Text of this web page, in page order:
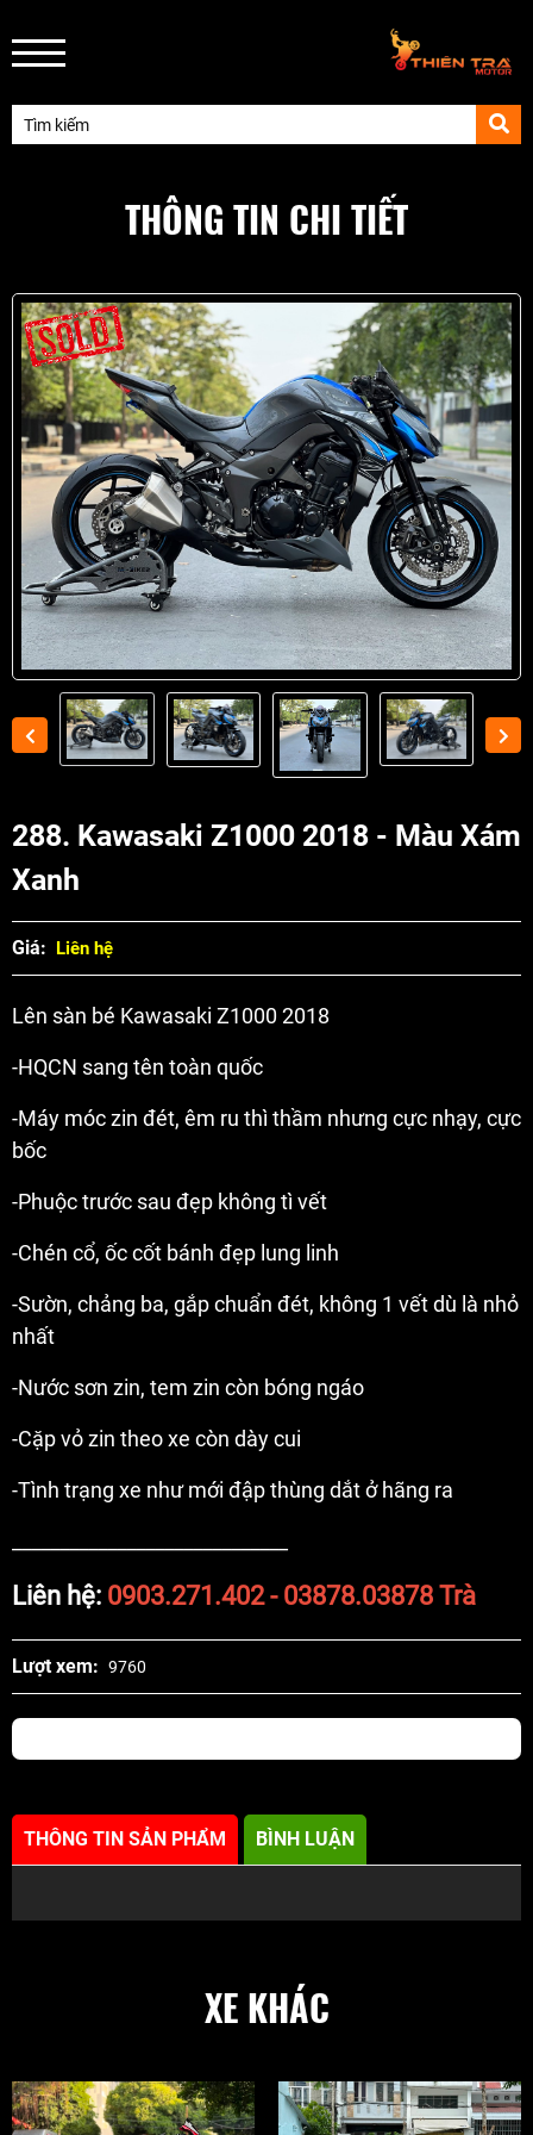
THÔNG TIN CHI TIẾT
288. Kawasaki Z1000 2018 - Màu Xám
Xanh
Giá: Liên hệ
Lên sàn bé Kawasaki Z1000 2018
-HQCN sang tên toàn quốc
-Máy móc zin đét, êm ru thì thầm nhưng cực nhạy, cực
bốc
-Phuộc trước sau đẹp không tì vết
-Chén cổ, ốc cốt bánh đẹp lung linh
-Sườn, chảng ba, gắp chuẩn đét, không 1 vết dù là nhỏ
nhất
-Nước sơn zin, tem zin còn bóng ngáo
-Cặp vỏ zin theo xe còn dày cui
-Tình trạng xe như mới đập thùng dắt ở hãng ra
Liên hệ: 0903.271.402 - 03878.03878 Trà
Lượt xem: 9760
THÔNG TIN SẢN PHẨM BÌNH LUẬN
XE KHÁC